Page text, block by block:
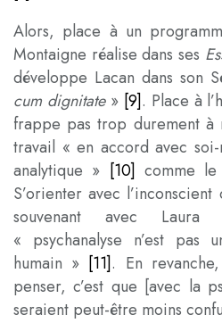
Alors, place à un
Montaigne réalise dans ses
développe Lacan dans son
cum dignitate» [9]. Place à
frappe pas trop durement à
travail « en accord avec
analytique » [10] comme
S’orienter avec
souvenant avec Laura
« psychanalyse n’est pas
humain » [11]. En
penser, c’est que [avec la
seraient peut-être moins